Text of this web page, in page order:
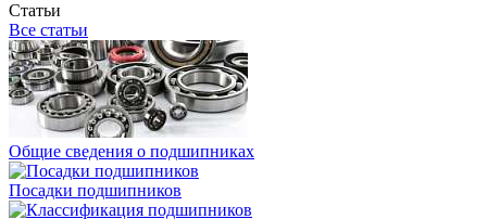
Статьи
Все статьи
Общие сведения о подшипниках
Посадки подшипников